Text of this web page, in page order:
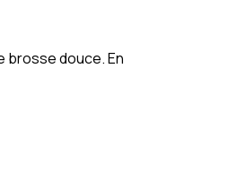
brosse douce. En